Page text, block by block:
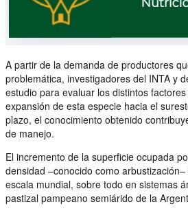
A partir de la demanda de productores
problemática, investigadores del INTA y
estudio para evaluar los distintos
expansión de esta especie hacia el
plazo, el conocimiento obtenido
de manejo.
El incremento de la superficie ocupada
densidad –conocido como
escala mundial, sobre todo en sistemas
pastizal pampeano semiárido de la